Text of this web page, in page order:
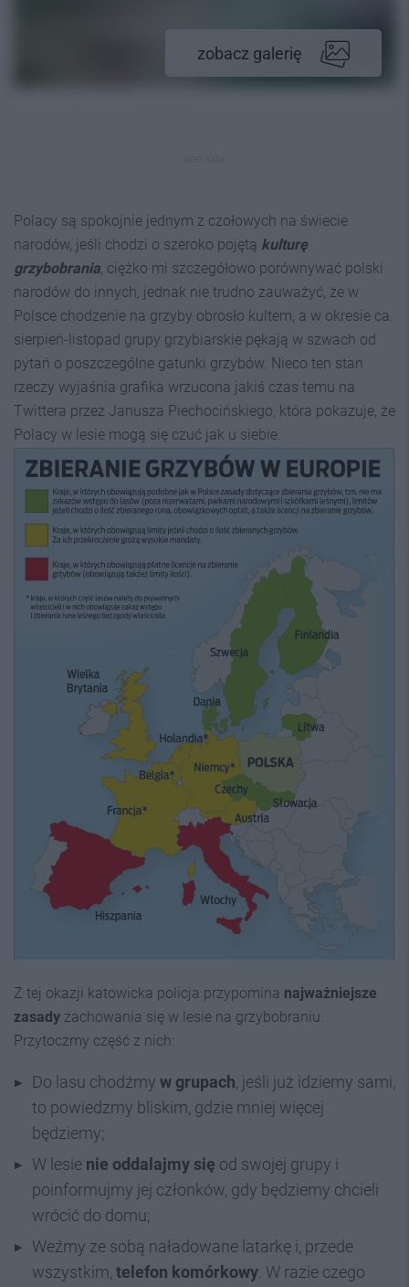
zobacz galerię
Polacy są spokojnie jednym z czołowych na świecie
narodów, jeśli chodzi o szeroko pojętą kulturę
grzybobrania, ciężko mi szczegółowo porównywać polski
narodów do innych, jednak nie trudno zauważyć, że w
Polsce chodzenie na grzyby obrosło kultem, a w okresie ca.
sierpień-listopad grupy grzybiarskie pękają w szwach od
pytań o poszczególne gatunki grzybów. Nieco ten stan
rzeczy wyjaśnia grafika wrzucona jakiś czas temu na
Twittera przez Janusza Piechocińskiego, która pokazuje, że
Polacy w lesie mogą się czuć jak u siebie.
Z tej okazji katowicka policja przypomina najważniejsze
zasady zachowania się w lesie na grzybobraniu.
Przytoczmy część z nich:
Do lasu chodźmy w grupach , jeśli już idziemy sami,
to powiedzmy bliskim, gdzie mniej więcej
będziemy;
W lesie nie oddalajmy się od swojej grupy i
poinformujmy jej członków, gdy będziemy chcieli
wrócić do domu;
Weźmy ze sobą naładowane latarkę i, przede
wszystkim, telefon komórkowy . W razie czego